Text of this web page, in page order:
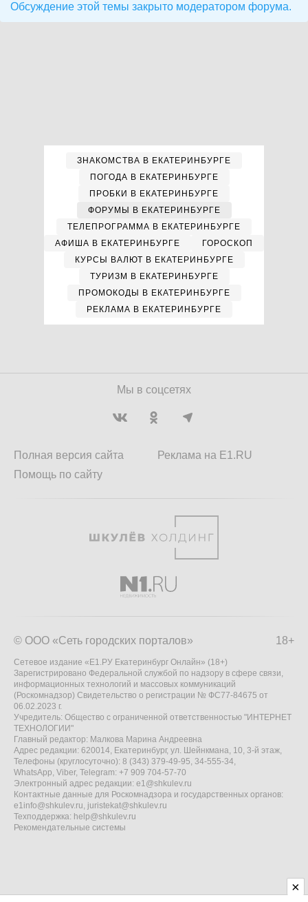
Обсуждение этой темы закрыто модератором форума.
ЗНАКОМСТВА В ЕКАТЕРИНБУРГЕ
ПОГОДА В ЕКАТЕРИНБУРГЕ
ПРОБКИ В ЕКАТЕРИНБУРГЕ
ФОРУМЫ В ЕКАТЕРИНБУРГЕ
ТЕЛЕПРОГРАММА В ЕКАТЕРИНБУРГЕ
АФИША В ЕКАТЕРИНБУРГЕ
ГОРОСКОП
КУРСЫ ВАЛЮТ В ЕКАТЕРИНБУРГЕ
ТУРИЗМ В ЕКАТЕРИНБУРГЕ
ПРОМОКОДЫ В ЕКАТЕРИНБУРГЕ
РЕКЛАМА В ЕКАТЕРИНБУРГЕ
Мы в соцсетях
Полная версия сайта
Помощь по сайту
Реклама на E1.RU
18+
© ООО «Сеть городских порталов»
Сетевое издание «Е1.РУ Екатеринбург Онлайн» (18+)
Зарегистрировано Федеральной службой по надзору в сфере связи,
информационных технологий и массовых коммуникаций
(Роскомнадзор) Свидетельство о регистрации № ФС77-84675 от
06.02.2023 г.
Учредитель: Общество с ограниченной ответственностью "ИНТЕРНЕТ
ТЕХНОЛОГИИ"
Главный редактор: Малкова Марина Андреевна
Адрес редакции: 620014, Екатеринбург, ул. Шейнкмана, 10, 3-й этаж,
Телефоны (круглосуточно): 8 (343) 379-49-95, 34-555-34,
WhatsApp, Viber, Telegram: +7 909 704-57-70
Электронный адрес редакции: e1@shkulev.ru
Контактные данные для Роскомнадзора и государственных органов:
e1info@shkulev.ru, juristekat@shkulev.ru
Техподдержка: help@shkulev.ru
Рекомендательные системы